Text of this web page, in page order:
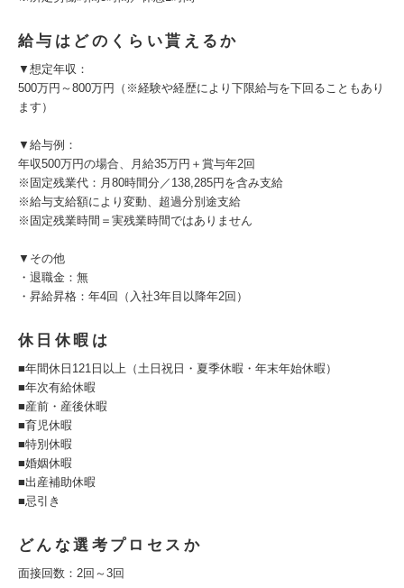
給与はどのくらい貰えるか
▼想定年収：
500万円～800万円（※経験や経歴により下限給与を下回ることもあり
ます）
▼給与例：
年収500万円の場合、月給35万円＋賞与年2回
※固定残業代：月80時間分／138,285円を含み支給
※給与支給額により変動、超過分別途支給
※固定残業時間＝実残業時間ではありません
▼その他
・退職金：無
・昇給昇格：年4回（入社3年目以降年2回）
休日休暇は
■年間休日121日以上（土日祝日・夏季休暇・年末年始休暇）
■年次有給休暇
■産前・産後休暇
■育児休暇
■特別休暇
■婚姻休暇
■出産補助休暇
■忌引き
どんな選考プロセスか
面接回数：2回～3回